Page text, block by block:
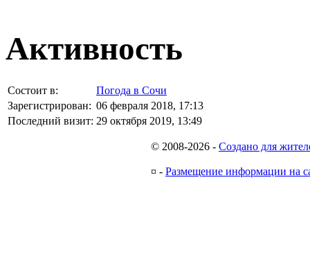
Активность
Состоит в:
Погода в Сочи
Зарегистрирован: 06 февраля 2018, 17:13
Последний визит: 29 октября 2019, 13:49
© 2008-2026 - Создано для
¤ - Размещение информации на